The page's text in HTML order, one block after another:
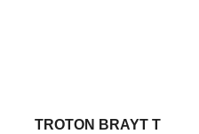
TROTON BRAYT T